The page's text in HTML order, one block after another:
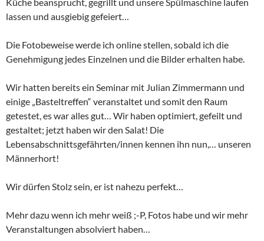
lassen und ausgiebig gefeiert…
Die Fotobeweise werde ich online stellen, sobald ich die
Genehmigung jedes Einzelnen und die Bilder erhalten habe.
Wir hatten bereits ein Seminar mit Julian Zimmermann und
einige „Basteltreffen“ veranstaltet und somit den Raum
getestet, es war alles gut… Wir haben optimiert, gefeilt und
gestaltet; jetzt haben wir den Salat! Die
Lebensabschnittsgefährten/innen kennen ihn nun,… unseren
Männerhort!
Wir dürfen Stolz sein, er ist nahezu perfekt…
Mehr dazu wenn ich mehr weiß ;-P, Fotos habe und wir mehr
Veranstaltungen absolviert haben…